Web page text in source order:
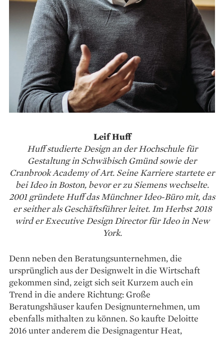
Leif Huff
Huff studierte Design an der Hochschule für
Gestaltung in Schwäbisch Gmünd sowie der
Cranbrook Academy of Art. Seine Karriere startete er
bei Ideo in Boston, bevor er zu Siemens wechselte.
2001 gründete Huff das Münchner Ideo-Büro mit, das
er seither als Geschäftsführer leitet. Im Herbst 2018
wird er Executive Design Director für Ideo in New
York.
Denn neben den Beratungsunternehmen, die
ursprünglich aus der Designwelt in die Wirtschaft
gekommen sind, zeigt sich seit Kurzem auch ein
Trend in die andere Richtung: Große
Beratungshäuser kaufen Designunternehmen, um
ebenfalls mithalten zu können. So kaufte Deloitte
2016 unter anderem die Designagentur Heat,